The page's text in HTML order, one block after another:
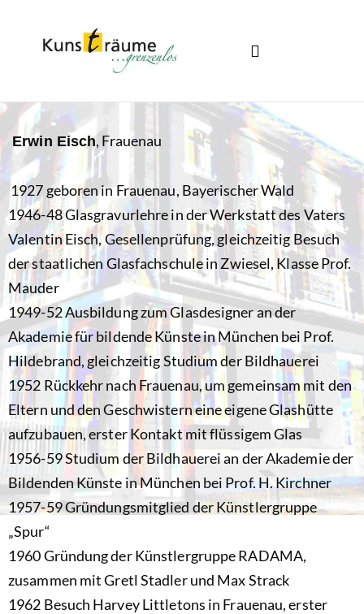
Erwin Eisch, Frauenau
1927 geboren in Frauenau, Bayerischer Wald
1946-48 Glasgravurlehre in der Werkstatt des Vaters
Valentin Eisch, Gesellenprüfung, gleichzeitig Besuch
der staatlichen Glasfachschule in Zwiesel, Klasse Prof.
Mauder
1949-52 Ausbildung zum Glasdesigner an der
Akademie für bildende Künste in München bei Prof.
Hildebrand, gleichzeitig Studium der Bildhauerei
1952 Rückkehr nach Frauenau, um gemeinsam mit den
Eltern und den Geschwistern eine eigene Glashütte
aufzubauen, erster Kontakt mit flüssigem Glas
1956-59 Studium der Bildhauerei an der Akademie der
Bildenden Künste in München bei Prof. H. Kirchner
1957-59 Gründungsmitglied der Künstlergruppe
„Spur“
1960 Gründung der Künstlergruppe RADAMA,
zusammen mit Gretl Stadler und Max Strack
1962 Besuch Harvey Littletons in Frauenau, erster